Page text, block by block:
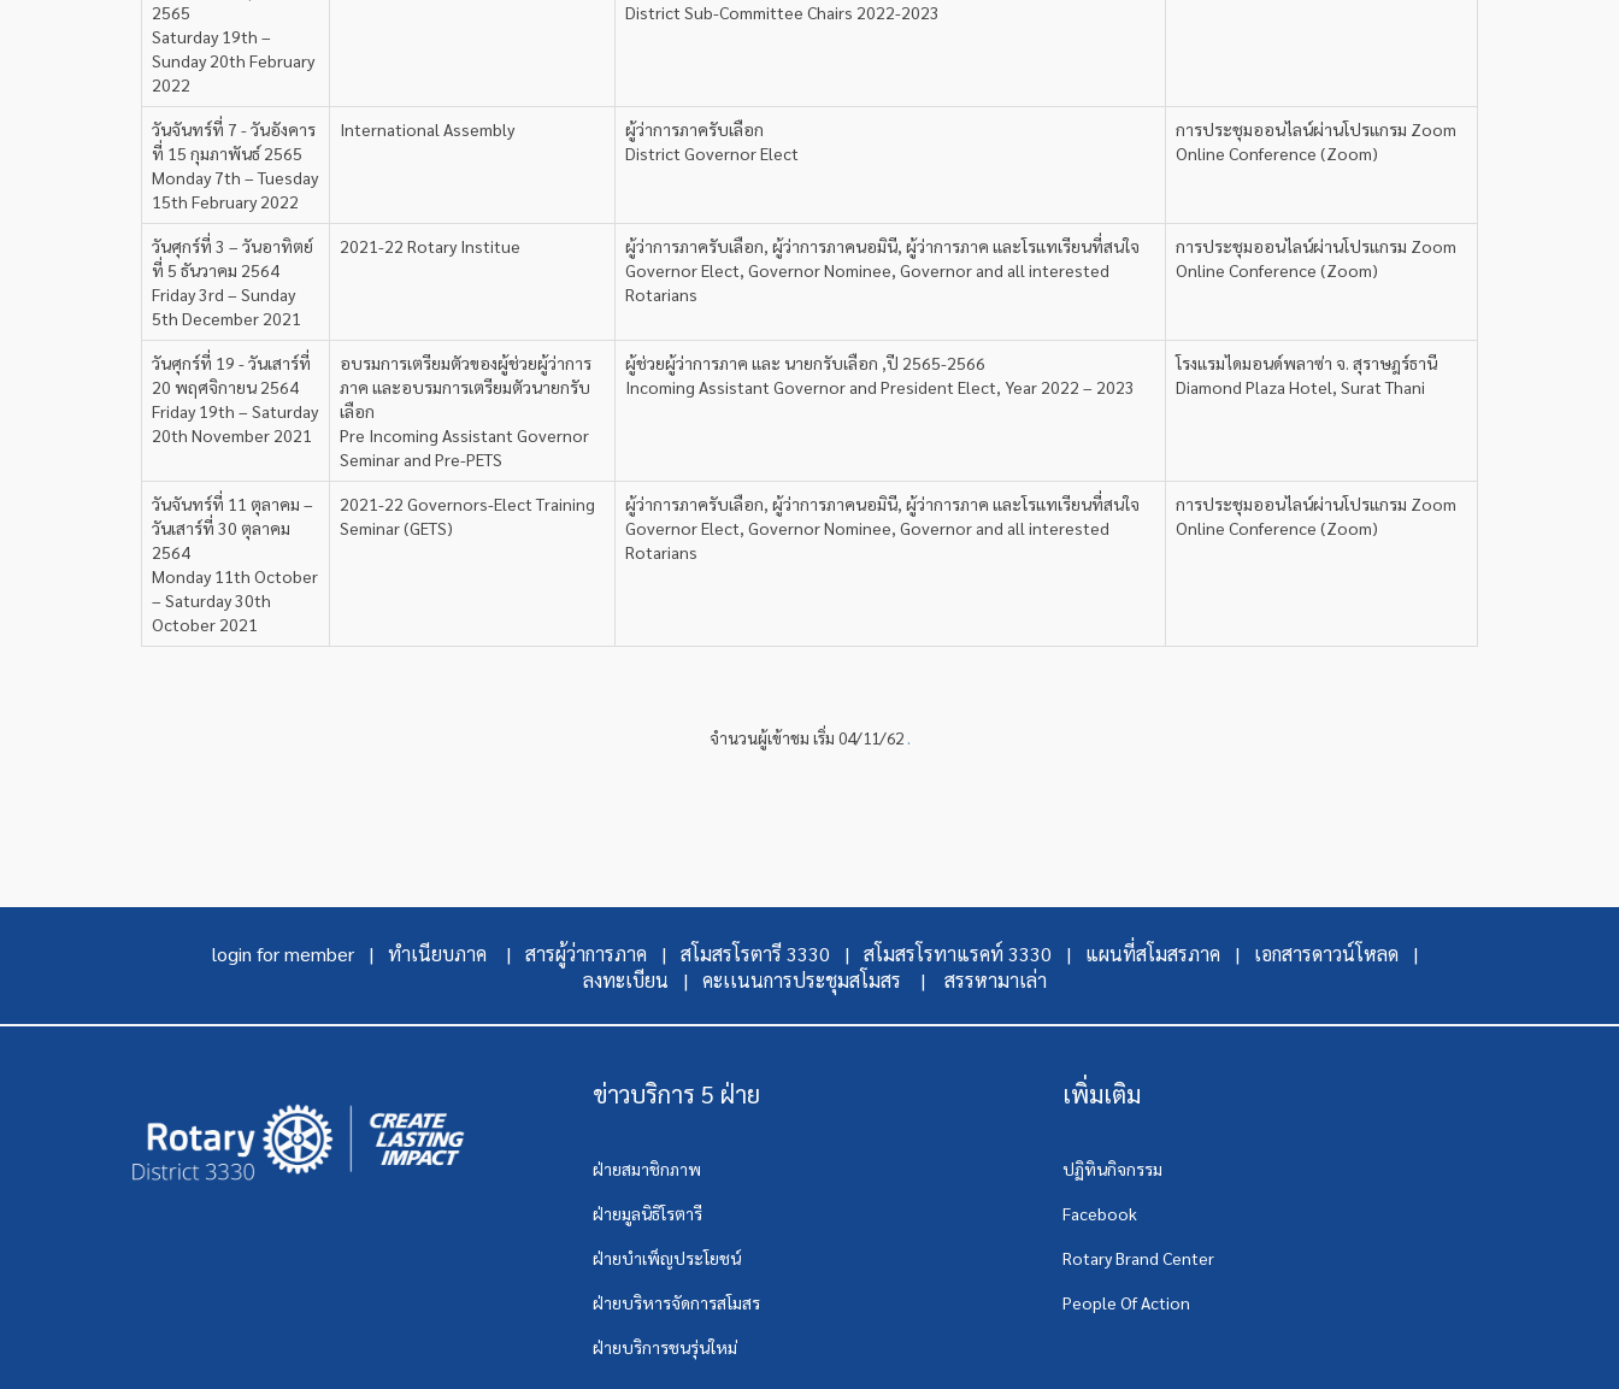
2565
Saturday 19th –
Sunday 20th February
2022
District Sub-Committee Chairs 2022-2023
วันจันทร์ที่ 7 - วันอังคาร
ที่ 15 กุมภาพันธ์ 2565
Monday 7th – Tuesday
15th February 2022
International Assembly
ผู้ว่าการภาครับเลือก
District Governor Elect
การประชุมออนไลน์ผ่านโปรแกรม Zoom
Online Conference (Zoom)
วันศุกร์ที่ 3 – วันอาทิตย์
ที่ 5 ธันวาคม 2564
Friday 3rd – Sunday
5th December 2021
2021-22 Rotary Institue
ผู้ว่าการภาครับเลือก, ผู้ว่าการภาคนอมินี, ผู้ว่าการภาค และโรแทเรียนที่สนใจ
Governor Elect, Governor Nominee, Governor and all interested
Rotarians
การประชุมออนไลน์ผ่านโปรแกรม Zoom
Online Conference (Zoom)
วันศุกร์ที่ 19 - วันเสาร์ที่
20 พฤศจิกายน 2564
Friday 19th – Saturday
20th November 2021
อบรมการเตรียมตัวของผู้ช่วยผู้ว่าการ
ภาค และอบรมการเตรียมตัวนายกรับ
เลือก
Pre Incoming Assistant Governor
Seminar and Pre-PETS
ผู้ช่วยผู้ว่าการภาค และ นายกรับเลือก ,ปี 2565-2566
Incoming Assistant Governor and President Elect, Year 2022 – 2023
โรงแรมไดมอนด์พลาซ่า จ. สุราษฎร์ธานี
Diamond Plaza Hotel, Surat Thani
วันจันทร์ที่ 11 ตุลาคม –
วันเสาร์ที่ 30 ตุลาคม
2564
Monday 11th October
– Saturday 30th
October 2021
2021-22 Governors-Elect Training
Seminar (GETS)
ผู้ว่าการภาครับเลือก, ผู้ว่าการภาคนอมินี, ผู้ว่าการภาค และโรแทเรียนที่สนใจ
Governor Elect, Governor Nominee, Governor and all interested
Rotarians
การประชุมออนไลน์ผ่านโปรแกรม Zoom
Online Conference (Zoom)
จำนวนผู้เข้าชม เริ่ม 04/11/62 .
login for member | ทำเนียบภาค | สารผู้ว่าการภาค | สโมสรโรตารี 3330 | สโมสรโรทาแรคท์ 3330 | แผนที่สโมสรภาค |
เอกสารดาวน์โหลด |
ลงทะเบียน |
คะเเนนการประชุมสโมสร | สรรหามาเล่า
ข่าวบริการ 5 ฝ่าย
ฝ่ายสมาชิกภาพ
ฝ่ายมูลนิธิโรตารี
ฝ่ายบำเพ็ญประโยชน์
ฝ่ายบริหารจัดการสโมสร
ฝ่ายบริการชนรุ่นใหม่
เพิ่มเติม
ปฏิทินกิจกรรม
Facebook
Rotary Brand Center
People Of Action